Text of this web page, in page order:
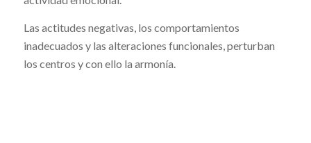
Las actitudes negativas, los comportamientos
inadecuados y las alteraciones funcionales, perturban
los centros y con ello la armonía.